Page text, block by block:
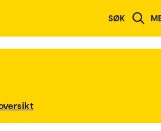
SØK